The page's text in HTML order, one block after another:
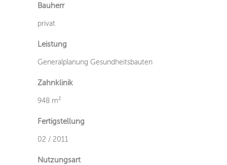
Bauherr
privat
Leistung
Generalplanung Gesundheitsbauten
Zahnklinik
948 m²
Fertigstellung
02 / 2011
Nutzungsart